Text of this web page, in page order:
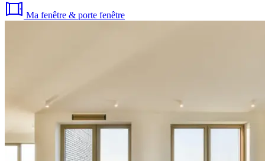
Ma fenêtre & porte fenêtre